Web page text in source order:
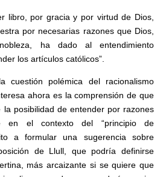
libro, por gracia y por virtud de Dios,
por necesarias razones que Dios,
ha dado al entendimiento
los artículos católicos”.
cuestión polémica del racionalismo
ahora es la comprensión de que
la posibilidad de entender por razones
en el contexto del “principio de
a formular una sugerencia sobre
de Llull, que podría definirse
más arcaizante si se quiere que